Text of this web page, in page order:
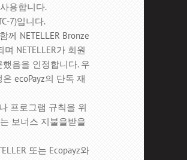
용합니다.
7)입니다.
NETELLER Bronze
NETELLER가 회원
했음을 인정합니다. 우
ecoPayz의 단독 재
프로그램 규칙을 위
보너스 지불을받을
또는 Ecopayz와